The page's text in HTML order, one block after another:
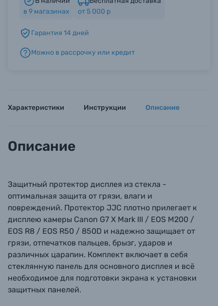
Б/У фототехника (Комиссионные товары)
Уценённые товары
в 9 магазинах
от 5 000 р
Гарантия 14 дней
Можно в рассрочку или кредит
Характеристики Инструкции Описание
Описание
Защитный протектор дисплея из стекла -
оптимальная защита от грязи, влаги и
повреждений. Протектор JJC плотно прилегает к
дисплею камеры Canon G7 X Mark III / EOS M200 /
EOS R8 / EOS R50 / 850D и надежно защищает от
грязи, отпечатков пальцев, брызг, ударов и
различных царапин. Комплект включает в себя
стеклянную панель для основного дисплея и всё
необходимое для подготовки экрана к установки
защитных панелей.